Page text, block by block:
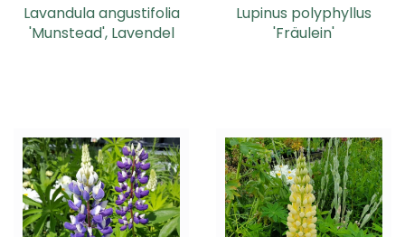
Lavandula angustifolia
'Munstead', Lavendel
Lupinus polyphyllus
'Fräulein'